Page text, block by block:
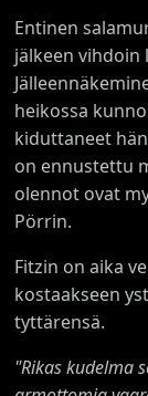
Entinen
jälkeen vihdoin
heikossa
kiduttaneet
on ennustettu
olennot ovat
Pörrin.
Fitzin on aika
kostaakseen
tyttärensä.
"Rikas kudelma